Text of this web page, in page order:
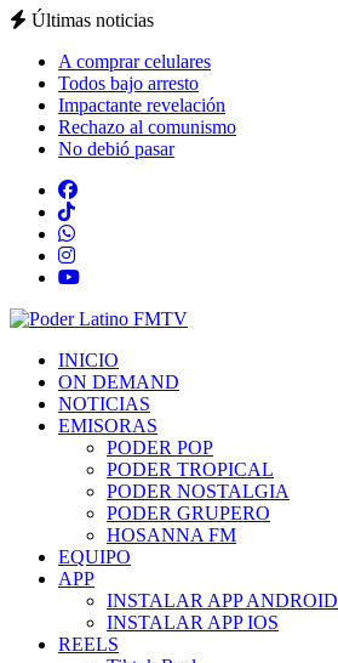
Últimas noticias
A comprar celulares
Todos bajo arresto
Impactante revelación
Rechazo al comunismo
No debió pasar
INICIO
ON DEMAND
NOTICIAS
EMISORAS
PODER POP
PODER TROPICAL
PODER NOSTALGIA
PODER GRUPERO
HOSANNA FM
EQUIPO
APP
INSTALAR APP ANDROID
INSTALAR APP IOS
REELS